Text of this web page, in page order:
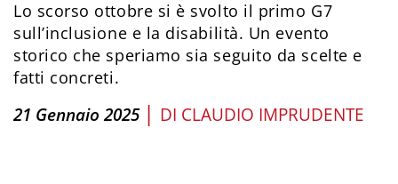
Lo scorso ottobre si è svolto il primo G7
sull’inclusione e la disabilità. Un evento
storico che speriamo sia seguito da scelte e
fatti concreti.
21 Gennaio 2025 | DI CLAUDIO IMPRUDENTE